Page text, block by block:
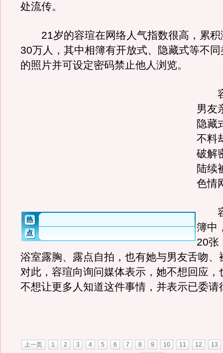
处流传。
21岁的容瑄在网络人气指数很高，累积
30万人，其中相簿有开放式、隐藏式等不
的照片并可设定密码禁止他人浏览。
容
男友
隐藏
不料
破解
陆续
色情
容
簿中
20张
浴室露胸、露点自拍，也有她与男友舌吻、
对此，容瑄向询问媒体表示，她不想回应，
不想让更多人知道这件事情，并表示已委请
上一页 1 2 3 4 5 6 7 8 9 10 11 12
13